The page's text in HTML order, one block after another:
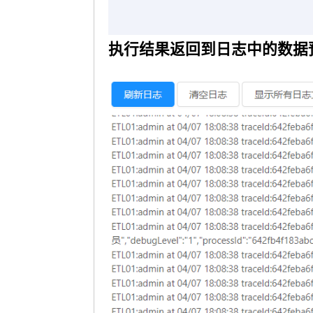
执行结果返回到日志中的数